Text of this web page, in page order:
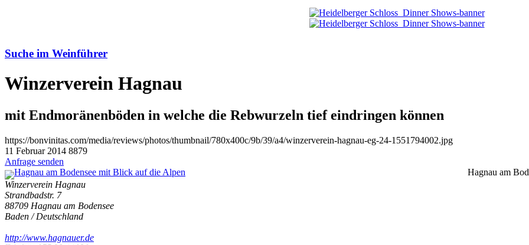
Suche im Weinführer
Winzerverein Hagnau
mit Endmoränenböden in welche die Rebwurzeln tief eindringen können
https://bonvinitas.com/media/reviews/photos/thumbnail/780x400c/9b/39/a4/winzerverein-hagnau-eg-24-1551794002.jpg
11 Februar 2014 8879
Anfrage senden
Hagnau am
Winzerverein Hagnau
Strandbadstr. 7
88709 Hagnau am Bodensee
Baden / Deutschland
http://www.hagnauer.de